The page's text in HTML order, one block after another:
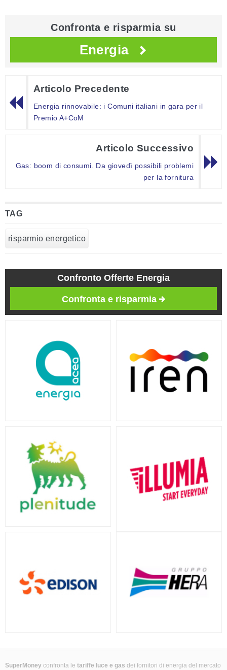
Confronta e risparmia su
Energia
Articolo Precedente
Energia rinnovabile: i Comuni italiani in gara per il
Premio A+CoM
Articolo Successivo
Gas: boom di consumi. Da giovedì possibili problemi
per la fornitura
TAG
risparmio energetico
Confronto Offerte Energia
Confronta e risparmia
SuperMoney confronta le tariffe luce e gas dei fornitori di energia del mercato